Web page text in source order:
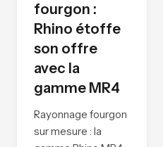
fourgon :
Rhino étoffe
son offre
avec la
gamme MR4
Rayonnage fourgon
sur mesure : la